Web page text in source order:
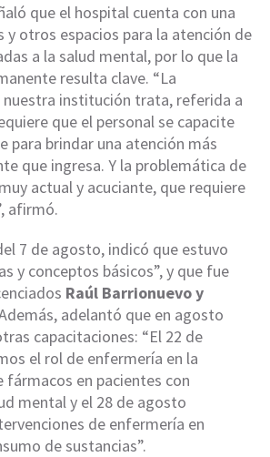
que el hospital cuenta con una
y otros espacios para la atención de
a la salud mental, por lo que la
resulta clave. “La
institución trata, referida a
que el personal se capacite
para brindar una atención más
que ingresa. Y la problemática de
actual y acuciante, que requiere
afirmó.
7 de agosto, indicó que estuvo
y conceptos básicos”, y que fue
Raúl Barrionuevo y
adelantó que en agosto
capacitaciones: “El 22 de
el rol de enfermería en la
en pacientes con
mental y el 28 de agosto
de enfermería en
de sustancias”.